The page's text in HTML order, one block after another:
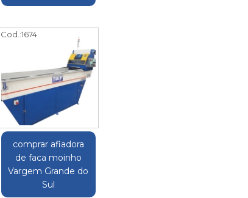
Cod.:1674
comprar afiadora
de faca moinho
Vargem Grande do
Sul